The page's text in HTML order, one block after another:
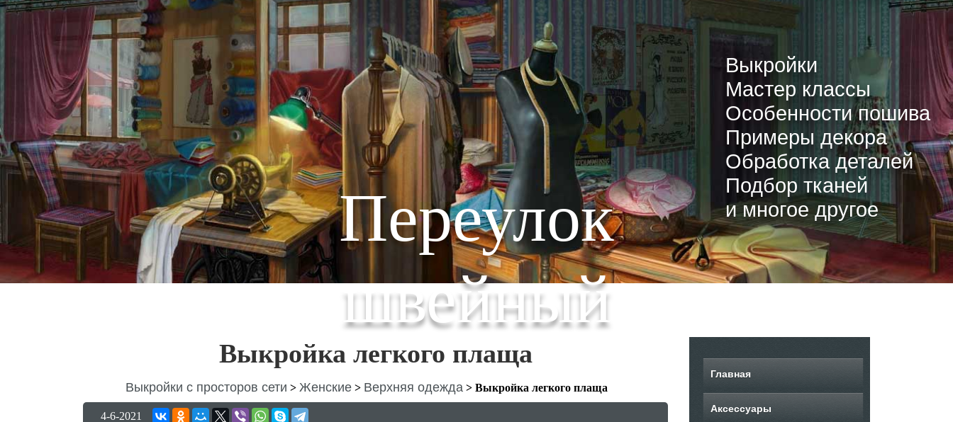
Переулок
швейный
Выкройки
Мастер классы
Особенности пошива
Примеры декора
Обработка деталей
Подбор тканей
и многое другое
Выкройка легкого плаща
Выкройки с просторов сети > Женские > Верхняя одежда > Выкройка легкого плаща
4-6-2021
Главная
Аксессуары